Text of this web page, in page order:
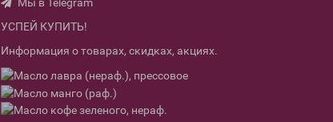
УСПЕЙ КУПИТЬ!
Информация о товарах, скидках, акциях.